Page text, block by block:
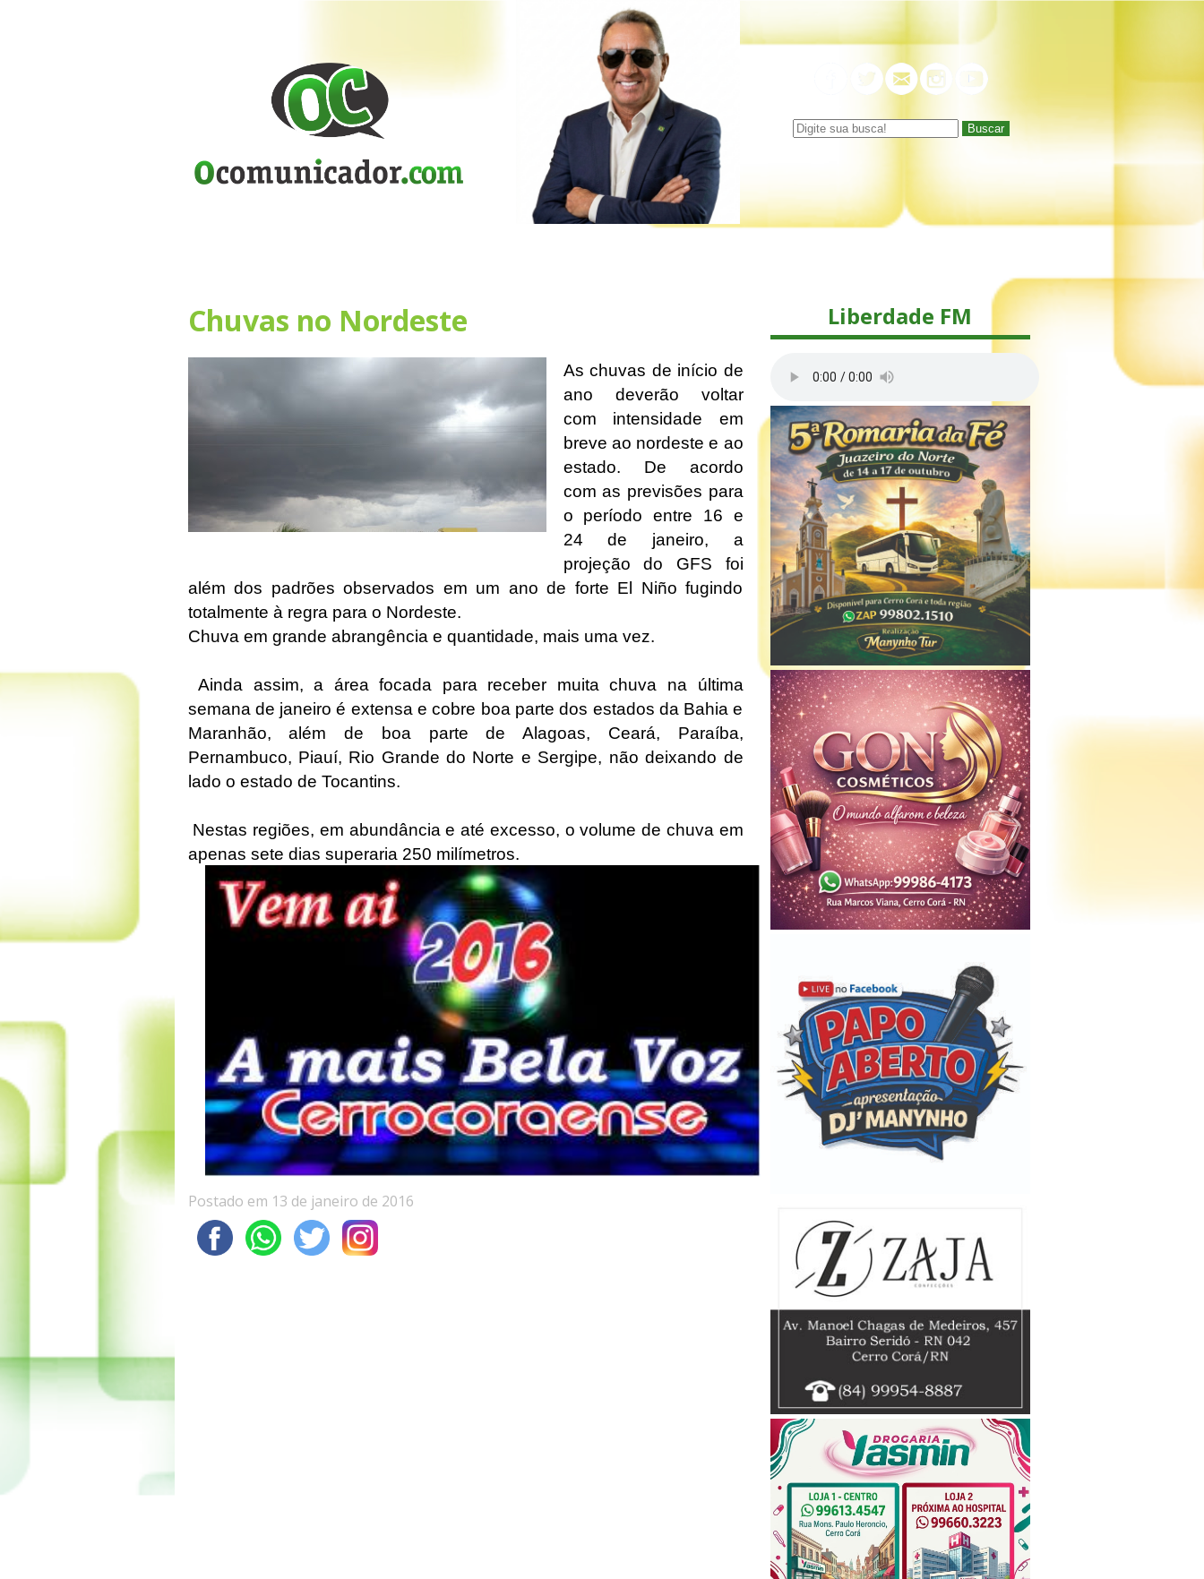
Buscar
Chuvas no Nordeste
As chuvas de início de
ano deverão voltar
com intensidade em
breve ao nordeste e ao
estado. De acordo
com as previsões para
o período entre 16 e
24 de janeiro, a
projeção do GFS foi
além dos padrões observados em um ano de forte El Niño fugindo
totalmente à regra para o Nordeste.
Chuva em grande abrangência e quantidade, mais uma vez.
Ainda assim, a área focada para receber muita chuva na última
semana de janeiro é extensa e cobre boa parte dos estados da Bahia e
Maranhão, além de boa parte de Alagoas, Ceará, Paraíba,
Pernambuco, Piauí, Rio Grande do Norte e Sergipe, não deixando de
lado o estado de Tocantins.
Nestas regiões, em abundância e até excesso, o volume de chuva em
apenas sete dias superaria 250 milímetros.
Postado em 13 de janeiro de 2016
Liberdade FM